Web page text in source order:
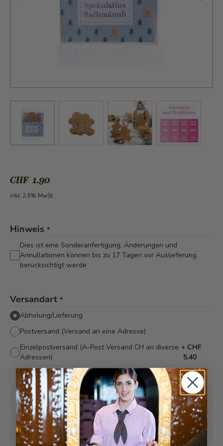
View larger imageView larger imageView larger
CHF 1.90
inkl. 2.6% MwSt.
Hinweis *
Dies ist eine Sonderanfertigung. Änderungen und
Annullationen können bis zu 17 Tagen vor Auslieferung
berücksichtigt werde
Versandart *
Abholung/Lieferung
Postversand (Versand an eine Adresse)
Einzelpostversand (A-Post Versand CH an diverse
Adressen)
+ CHF
5.40
Abholung abDienstag, 10.11.2026
Kann frühstens abDienstag, 10.11.2026
geliefert werden